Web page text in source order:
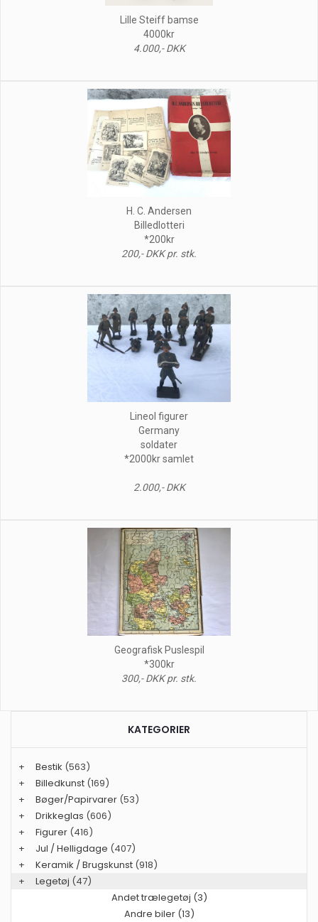
Lille Steiff bamse
4000kr
4.000,- DKK
H. C. Andersen
Billedlotteri
*200kr
200,- DKK pr. stk.
Lineol figurer
Germany
soldater
*2000kr samlet
2.000,- DKK
Geografisk Puslespil
*300kr
300,- DKK pr. stk.
KATEGORIER
+ Bestik (563)
+
Billedkunst (169)
+
Bøger/Papirvarer (53)
+
Drikkeglas (606)
+
Figurer (416)
+
Jul / Helligdage (407)
+
Keramik / Brugskunst (918)
+
Legetøj (47)
Andet trælegetøj (3)
Andre biler (13)